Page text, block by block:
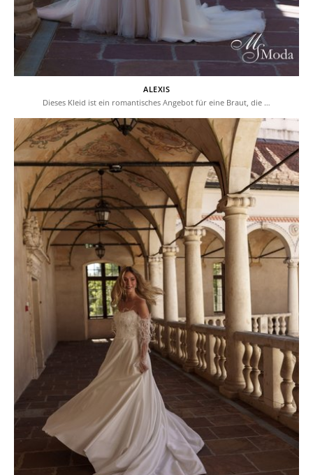
ALEXIS
Dieses Kleid ist ein romantisches Angebot für eine Braut, die …